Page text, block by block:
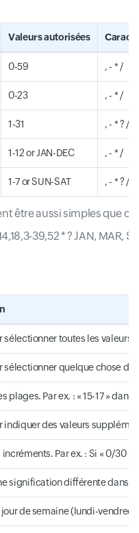
être aussi simples que
39,52 * ? JAN, MAR,
Valeurs autorisées
0-59 , - * /
0-23 , - * /
1-31 , - * ? / L
1-12 or JAN-DEC , - * /
1-7 or SUN-SAT , - * ? / L
sélectionner toutes les valeurs
sélectionner quelque chose de
plages. Par ex. : « 15-17 »
indiquer des valeurs
Par ex. : Si « 0/30
signification différente dans
de semaine (lundi-vendredi)